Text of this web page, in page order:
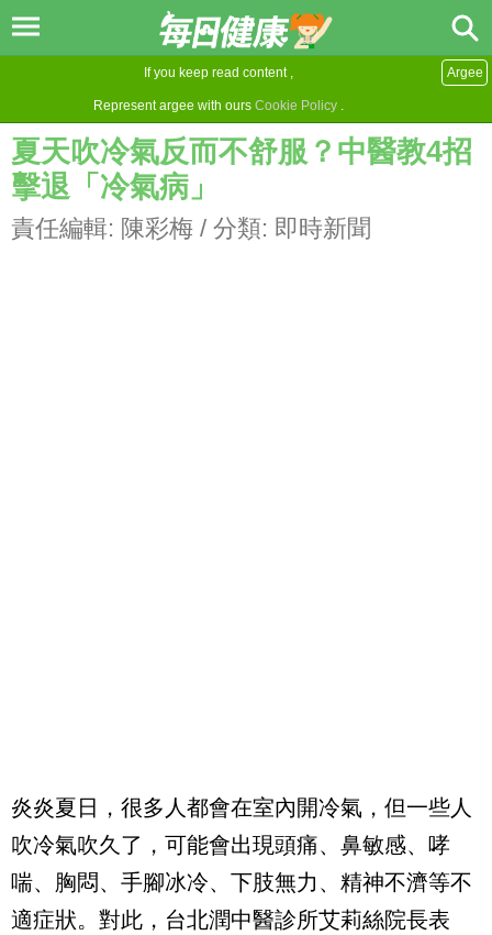
If you keep read content ,
Represent argee with ours Cookie Policy .
Argee
夏天吹冷氣反而不舒服？中醫教4招
擊退「冷氣病」
責任編輯: 陳彩梅 / 分類: 即時新聞
炎炎夏日，很多人都會在室內開冷氣，但一些人
吹冷氣吹久了，可能會出現頭痛、鼻敏感、哮
喘、胸悶、手腳冰冷、下肢無力、精神不濟等不
適症狀。對此，台北潤中醫診所艾莉絲院長表